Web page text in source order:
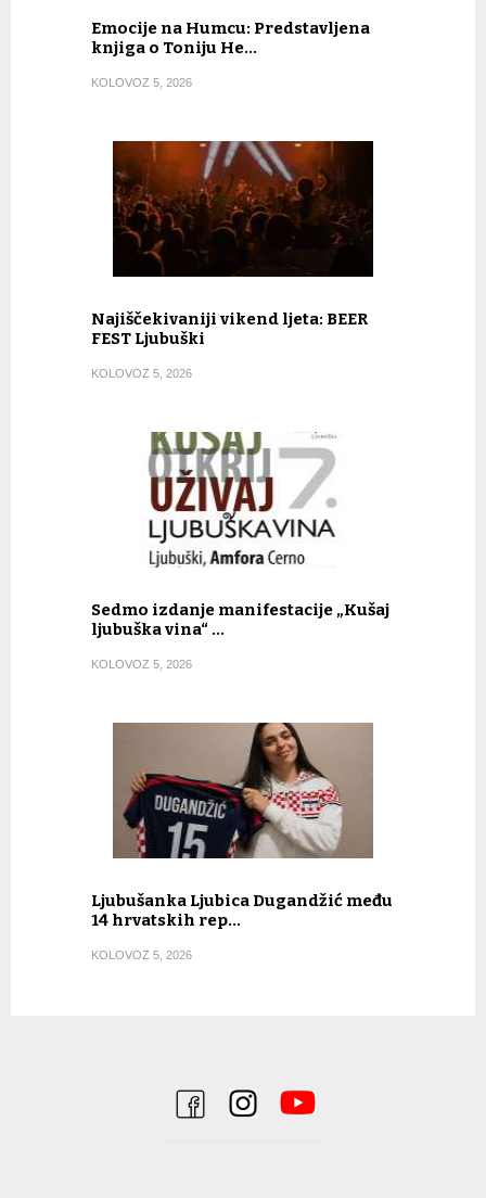
Emocije na Humcu: Predstavljena
knjiga o Toniju He…
KOLOVOZ 5, 2026
Najiščekivaniji vikend ljeta: BEER
FEST Ljubuški
KOLOVOZ 5, 2026
Sedmo izdanje manifestacije „Kušaj
ljubuška vina“ …
KOLOVOZ 5, 2026
Ljubušanka Ljubica Dugandžić među
14 hrvatskih rep…
KOLOVOZ 5, 2026